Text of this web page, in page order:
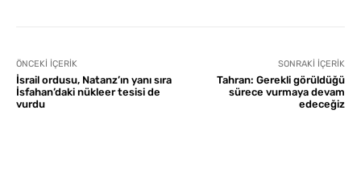
ÖNCEKI İÇERIK
İsrail ordusu, Natanz’ın yanı sıra
İsfahan’daki nükleer tesisi de
vurdu
SONRAKI İÇERIK
Tahran: Gerekli görüldüğü
sürece vurmaya devam
edeceğiz